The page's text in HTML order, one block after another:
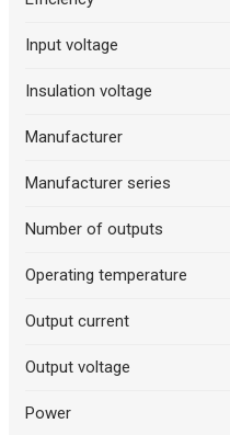
Input voltage
Insulation voltage
Manufacturer
Manufacturer series
Number of outputs
Operating temperature
Output current
Output voltage
Power